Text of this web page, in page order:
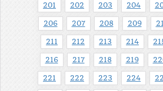
201 202 203 204
206 207 208 209
211 212 213 214
216 217 218 219
221 222 223 224